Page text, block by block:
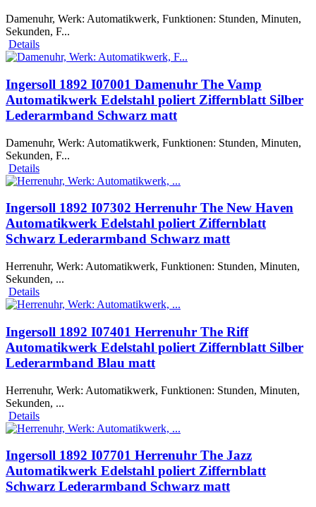
Damenuhr, Werk: Automatikwerk, Funktionen: Stunden, Minuten,
Sekunden, F...
Details
Ingersoll 1892 I07001 Damenuhr The Vamp
Automatikwerk Edelstahl poliert Ziffernblatt Silber
Lederarmband Schwarz matt
Damenuhr, Werk: Automatikwerk, Funktionen: Stunden, Minuten,
Sekunden, F...
Details
Ingersoll 1892 I07302 Herrenuhr The New Haven
Automatikwerk Edelstahl poliert Ziffernblatt
Schwarz Lederarmband Schwarz matt
Herrenuhr, Werk: Automatikwerk, Funktionen: Stunden, Minuten,
Sekunden, ...
Details
Ingersoll 1892 I07401 Herrenuhr The Riff
Automatikwerk Edelstahl poliert Ziffernblatt Silber
Lederarmband Blau matt
Herrenuhr, Werk: Automatikwerk, Funktionen: Stunden, Minuten,
Sekunden, ...
Details
Ingersoll 1892 I07701 Herrenuhr The Jazz
Automatikwerk Edelstahl poliert Ziffernblatt
Schwarz Lederarmband Schwarz matt